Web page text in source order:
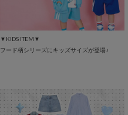
▼KIDS ITEM▼
フード柄シリーズにキッズサイズが登場♪